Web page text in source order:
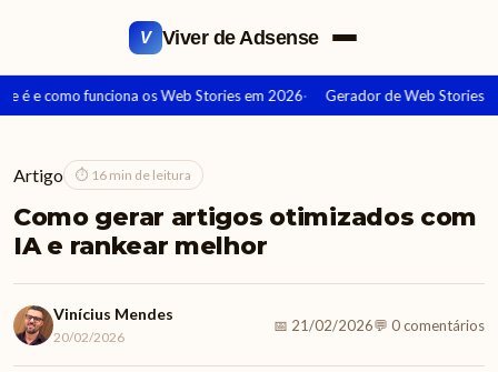
V Viver de Adsense
é e como funciona os Web Stories em 2026 Gerador de Web Stories:
Artigo ⏱ 16 min de leitura
Como gerar artigos otimizados com
IA e rankear melhor
Vinícius Mendes
20/02/2026
📅 21/02/2026💬 0 comentários